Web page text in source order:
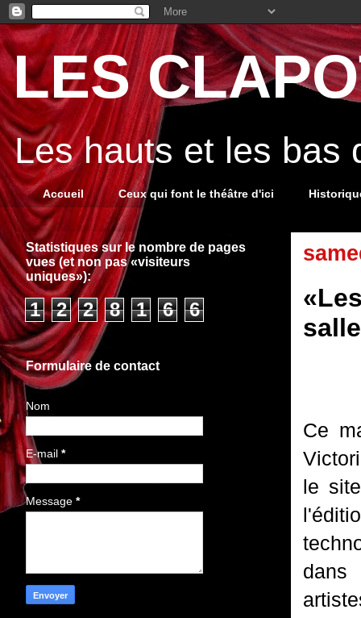
LES
Les hauts et les bas
Accueil Ceux qui font le théâtre d'ici
Ce
le
dans
Statistiques sur le nombre de pages
vues (et non pas «visiteurs
uniques»):
1 2 2 8 1 6 6
Formulaire de contact
Nom
E-mail *
Message *